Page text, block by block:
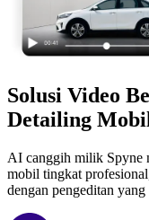
Solusi Video
Detailing
AI canggih milik Spyne
mobil tingkat
dengan pengeditan